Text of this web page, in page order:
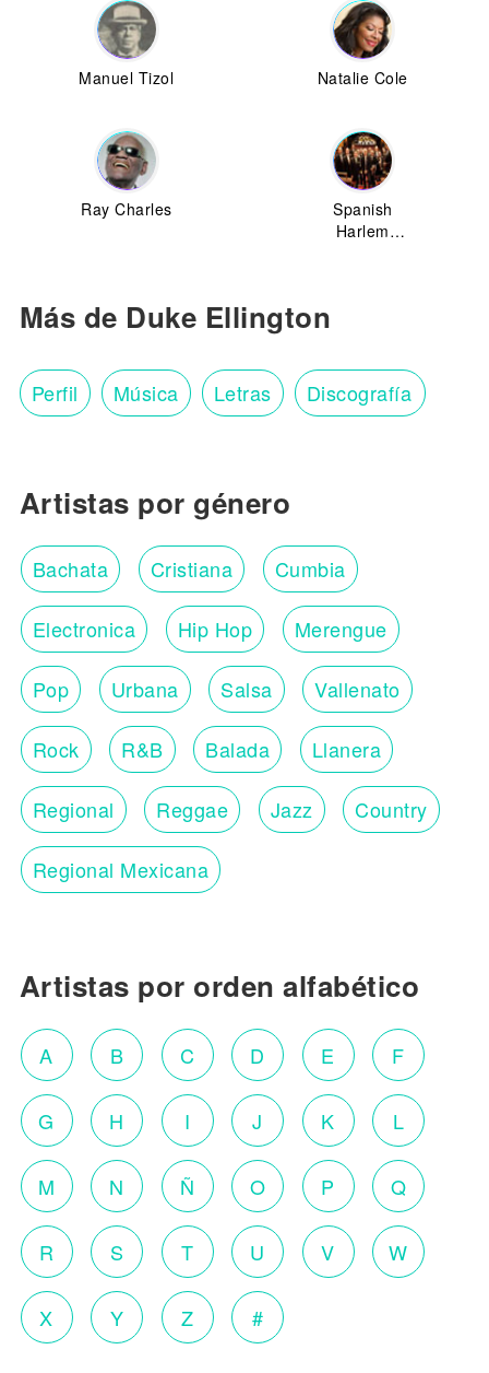
Manuel Tizol Natalie Cole
Ray Charles
Spanish
Harlem
Más de Duke Ellington
Perfil Música Letras Discografía
Artistas por género
Bachata Cristiana Cumbia
Electronica Hip Hop Merengue
Pop Urbana Salsa Vallenato
Rock R&B Balada Llanera
Regional Reggae Jazz Country
Regional Mexicana
Artistas por orden alfabético
A B C D E F
G H I J K L
M N Ñ O P Q
R S T U V W
X Y Z #